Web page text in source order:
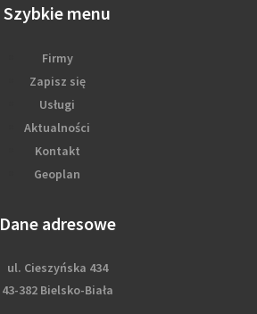
Szybkie menu
Firmy
Zapisz się
Usługi
Aktualności
Kontakt
Geoplan
Dane adresowe
ul. Cieszyńska 434
43-382 Bielsko-Biała